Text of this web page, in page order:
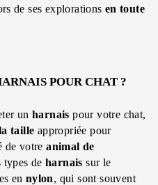
de ses explorations en toute
POUR CHAT ?
unharnais pour votre chat,
taille appropriée pour
de votreanimal de
types deharnais sur le
en nylon, qui sont souvent